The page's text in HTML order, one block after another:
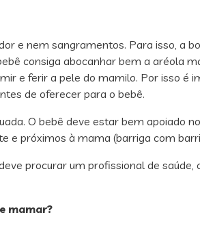
e nem sangramentos. Para isso, a
consiga abocanhar bem a aréola
e ferir a pele do mamilo. Por isso é
de oferecer para o bebê.
O bebê deve estar bem apoiado
e próximos à mama (barriga com
procurar um profissional de
mamar?